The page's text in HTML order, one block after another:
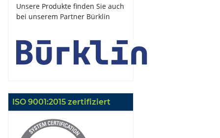
Unsere Produkte finden Sie auch
bei unserem Partner Bürklin
ISO 9001:2015 zertifiziert